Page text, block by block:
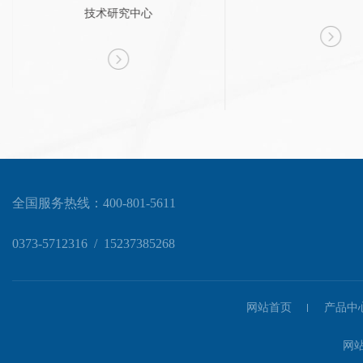
技术研究中心
全国服务热线： 400-801-5611
0373-5712316 / 15237385268
网站首页 产品中
网